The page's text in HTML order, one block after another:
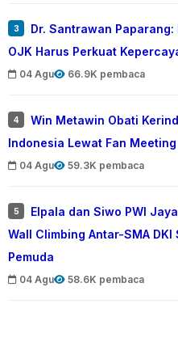
3
Dr. Santrawan Paparang:
OJK Harus Perkuat
04 Agu 66.9K pembaca
4
Win Metawin Obati
Indonesia Lewat Fan
04 Agu 59.3K pembaca
5
Elpala dan Siwo PWI
Wall Climbing Antar-SMA DKI
Pemuda
04 Agu 58.6K pembaca